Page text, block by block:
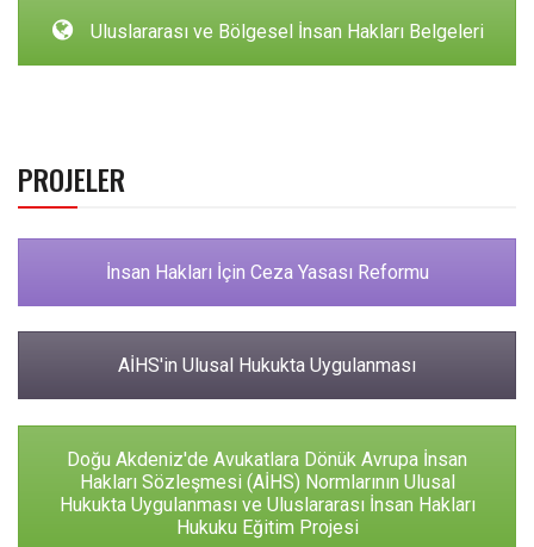
Uluslararası ve Bölgesel İnsan Hakları Belgeleri
PROJELER
İnsan Hakları İçin Ceza Yasası Reformu
AİHS'in Ulusal Hukukta Uygulanması
Doğu Akdeniz'de Avukatlara Dönük Avrupa İnsan
Hakları Sözleşmesi (AİHS) Normlarının Ulusal
Hukukta Uygulanması ve Uluslararası İnsan Hakları
Hukuku Eğitim Projesi